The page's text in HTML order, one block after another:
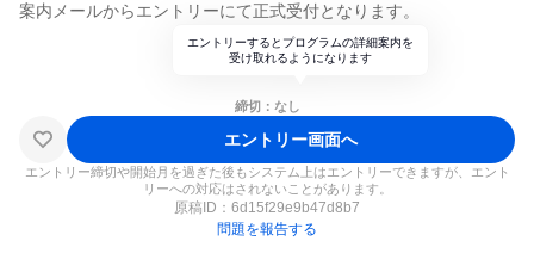
案内メールからエントリーにて正式受付となります。
エントリーするとプログラムの詳細案内を
受け取れるようになります
締切：なし
エントリー画面へ
エントリー締切や開始月を過ぎた後もシステム上はエントリーできますが、エント
リーへの対応はされないことがあります。
原稿ID： 6d15f29e9b47d8b7
問題を報告する